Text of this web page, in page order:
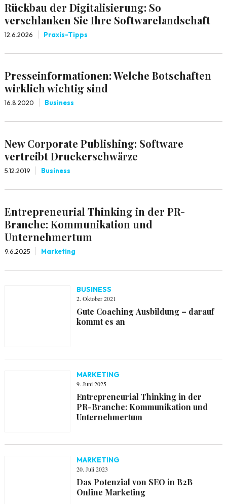
Rückbau der Digitalisierung: So
verschlanken Sie Ihre Softwarelandschaft
12.6.2026 Praxis-Tipps
Presseinformationen: Welche Botschaften
wirklich wichtig sind
16.8.2020 Business
New Corporate Publishing: Software
vertreibt Druckerschwärze
5.12.2019 Business
Entrepreneurial Thinking in der PR-
Branche: Kommunikation und
Unternehmertum
9.6.2025 Marketing
BUSINESS
2. Oktober 2021
Gute Coaching Ausbildung – darauf
kommt es an
MARKETING
9. Juni 2025
Entrepreneurial Thinking in der
PR-Branche: Kommunikation und
Unternehmertum
MARKETING
20. Juli 2023
Das Potenzial von SEO in B2B
Online Marketing